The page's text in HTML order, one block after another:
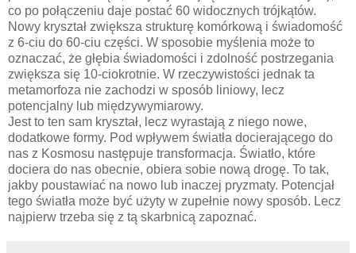
co po połączeniu daje postać 60 widocznych trójkątów.
Nowy kryształ zwiększa strukturę komórkową i świadomość
z 6-ciu do 60-ciu części. W sposobie myślenia może to
oznaczać, że głębia świadomości i zdolność postrzegania
zwiększa się 10-ciokrotnie. W rzeczywistości jednak ta
metamorfoza nie zachodzi w sposób liniowy, lecz
potencjalny lub międzywymiarowy.
Jest to ten sam kryształ, lecz wyrastają z niego nowe,
dodatkowe formy. Pod wpływem światła docierającego do
nas z Kosmosu następuje transformacja. Światło, które
dociera do nas obecnie, obiera sobie nową drogę. To tak,
jakby poustawiać na nowo lub inaczej pryzmaty. Potencjał
tego światła może być użyty w zupełnie nowy sposób. Lecz
najpierw trzeba się z tą skarbnicą zapoznać.